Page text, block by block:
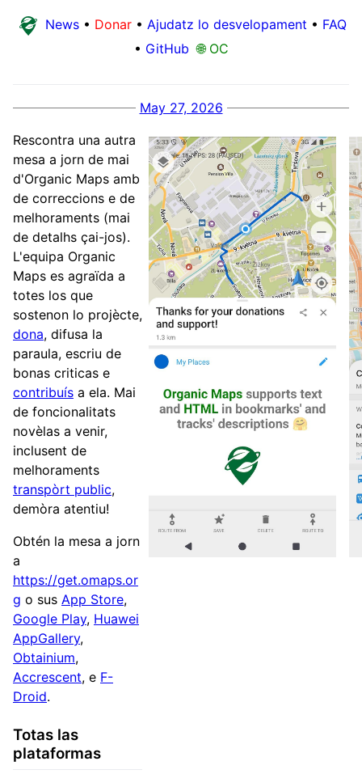
News • Donar • Ajudatz lo desvelopament • FAQ
• GitHub 🌐 OC
May 27, 2026
Rescontra una autra
mesa a jorn de mai
d'Organic Maps amb
de correccions e de
melhoraments (mai
de detalhs çai-jos).
L'equipa Organic
Maps es agraïda a
totes los que
sostenon lo projècte,
dona, difusa la
paraula, escriu de
bonas criticas e
contribuís a ela. Mai
de foncionalitats
novèlas a venir,
inclusent de
melhoraments
transpòrt public,
demòra atentiu!
Obtén la mesa a jorn
a
https://get.omaps.or
g o sus App Store,
Google Play, Huawei
AppGallery,
Obtainium,
Accrescent, e F-
Droid.
Totas las
plataformas